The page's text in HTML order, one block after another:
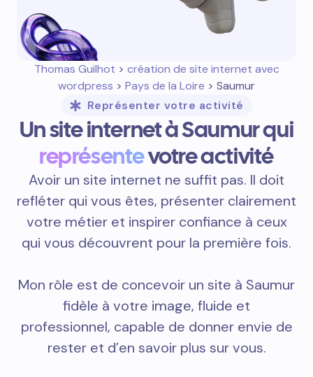
Thomas Guilhot > création de site internet avec
wordpress > Pays de la Loire > Saumur
Représenter votre activité
Un site internet à Saumur qui
représentevotre activité
Avoir un site internet ne suffit pas. Il doit
refléter qui vous êtes, présenter clairement
votre métier et inspirer confiance à ceux
qui vous découvrent pour la première fois.
Mon rôle est de concevoir un site à Saumur
fidèle à votre image, fluide et
professionnel, capable de donner envie de
rester et d’en savoir plus sur vous.